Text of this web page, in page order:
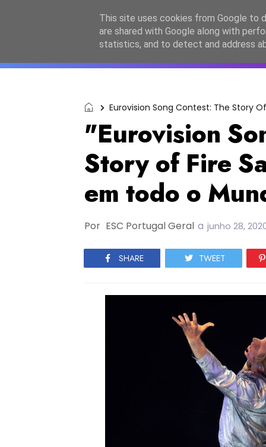
ESC2027 JESC2026
Eurovision Song Contest: The Story
"Eurovision
Story of Fire
em todo o
Por ESC Portugal Geral a junho 28,
SHARE TWEET
This site uses cookies from Google to
are shared with Google along with
statistics, and to detect and address